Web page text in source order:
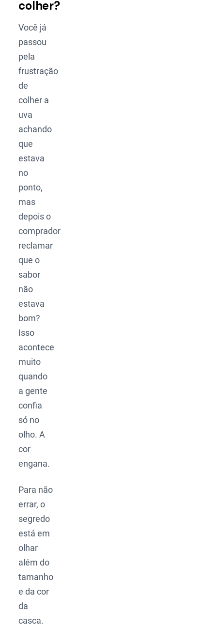
colher?
Você já
passou
pela
frustração
de
colher a
uva
achando
que
estava
no
ponto,
mas
depois o
comprador
reclamar
que o
sabor
não
estava
bom?
Isso
acontece
muito
quando
a gente
confia
só no
olho. A
cor
engana.
Para não
errar, o
segredo
está em
olhar
além do
tamanho
e da cor
da
casca.